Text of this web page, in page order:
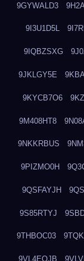
9GYWALD3
9I3U1D5L
9IQBZSXG
9JKLGY5E
9KYCB7O6
9M408HT8
9NKKRBUS
9PIZMO0H
9QSFAYJH
9S85RTYJ
9THBOC03
9VL4EOJB